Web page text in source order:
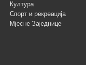
Култура
Спорт и рекреација
Мјесне Заједнице